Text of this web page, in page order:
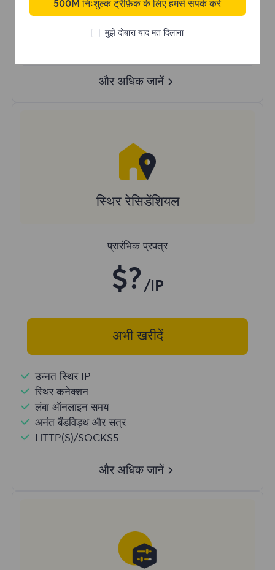
अनलिमिटेड IP उपयोग
और अधिक जानें
स्थिर रेसिडेंशियल
प्रारंभिक प्रपत्र
$? /IP
अभी खरीदें
उन्नत स्थिर IP
स्थिर कनेक्शन
लंबा ऑनलाइन समय
अनंत बैंडविड्थ और सत्र
HTTP(S)/SOCKS5
और अधिक जानें
500M निःशुल्क ट्रैफ़िक के लिए हमसे संपर्क करें
मुझे दोबारा याद मत दिलाना